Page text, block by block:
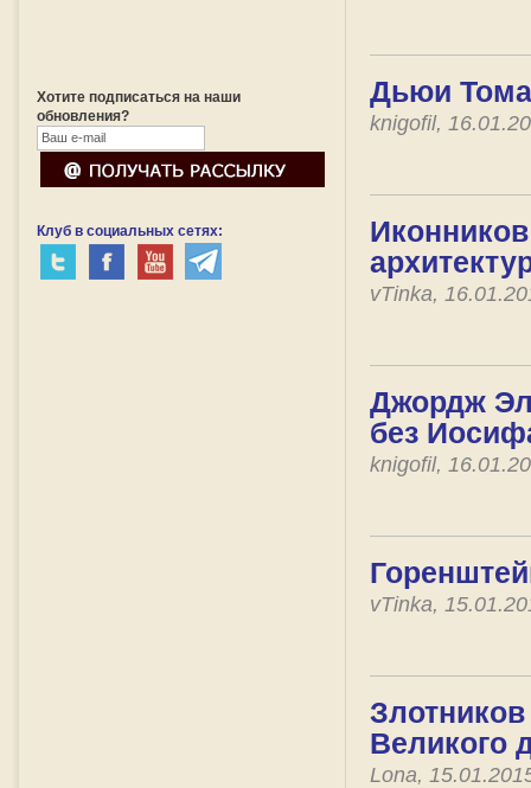
Хотите подписаться на наши
обновления?
Клуб в социальных сетях:
Дьюи
knigofil,
vTinka,
Джордж
без
knigofil,
vTinka,
Великого
Lona,